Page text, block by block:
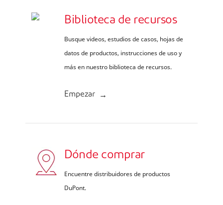
Biblioteca de recursos
Busque videos, estudios de casos, hojas de
datos de productos, instrucciones de uso y
más en nuestro biblioteca de recursos.
Empezar
Dónde comprar
Encuentre distribuidores de productos
DuPont.